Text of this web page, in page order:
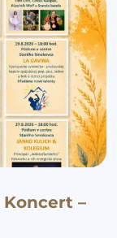
–